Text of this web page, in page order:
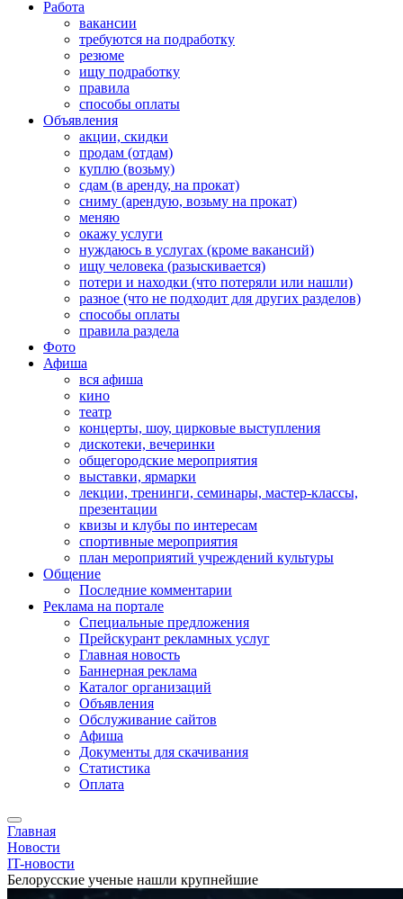
Работа
вакансии
требуются на подработку
резюме
ищу подработку
правила
способы оплаты
Объявления
акции, скидки
продам (отдам)
куплю (возьму)
сдам (в аренду, на прокат)
сниму (арендую, возьму на прокат)
меняю
окажу услуги
нуждаюсь в услугах (кроме вакансий)
ищу человека (разыскивается)
потери и находки (что потеряли или нашли)
разное (что не подходит для других разделов)
способы оплаты
правила раздела
Фото
Афиша
вся афиша
кино
театр
концерты, шоу, цирковые выступления
дискотеки, вечеринки
общегородские мероприятия
выставки, ярмарки
лекции, тренинги, семинары, мастер-классы,
презентации
квизы и клубы по интересам
спортивные мероприятия
план мероприятий учреждений культуры
Общение
Последние комментарии
Реклама на портале
Специальные предложения
Прейскурант рекламных услуг
Главная новость
Баннерная реклама
Каталог организаций
Объявления
Обслуживание сайтов
Афиша
Документы для скачивания
Статистика
Оплата
Главная
Новости
IT-новости
Белорусские ученые нашли крупнейшие